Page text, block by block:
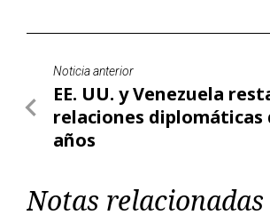
Noticia anterior
EE. UU. y Venezuela
relaciones diplomáticas
años
Notas relacionadas